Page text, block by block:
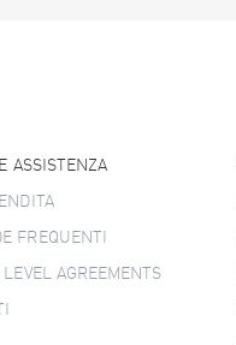
ASSISTENZA
FREQUENTI
LEVEL AGREEMENTS